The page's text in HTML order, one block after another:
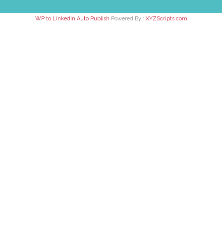
WP to LinkedIn Auto Publish Powered By : XYZScripts.com